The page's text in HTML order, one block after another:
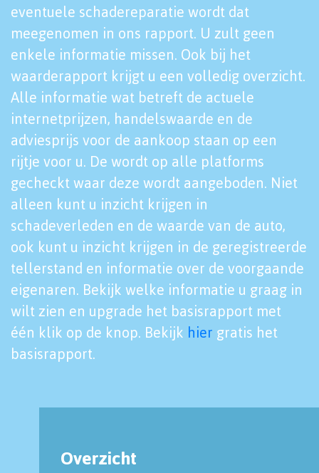
eventuele schadereparatie wordt dat
meegenomen in ons rapport. U zult geen
enkele informatie missen. Ook bij het
waarderapport krijgt u een volledig overzicht.
Alle informatie wat betreft de actuele
internetprijzen, handelswaarde en de
adviesprijs voor de aankoop staan op een
rijtje voor u. De wordt op alle platforms
gecheckt waar deze wordt aangeboden. Niet
alleen kunt u inzicht krijgen in
schadeverleden en de waarde van de auto,
ook kunt u inzicht krijgen in de geregistreerde
tellerstand en informatie over de voorgaande
eigenaren. Bekijk welke informatie u graag in
wilt zien en upgrade het basisrapport met
één klik op de knop. Bekijk hier gratis het
basisrapport.
Overzicht